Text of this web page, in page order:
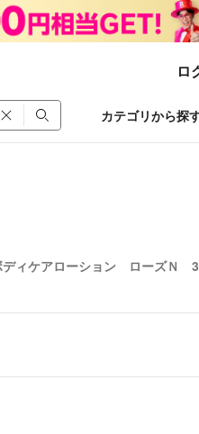
ロ
カテゴリから探
ディケアローション ローズＮ